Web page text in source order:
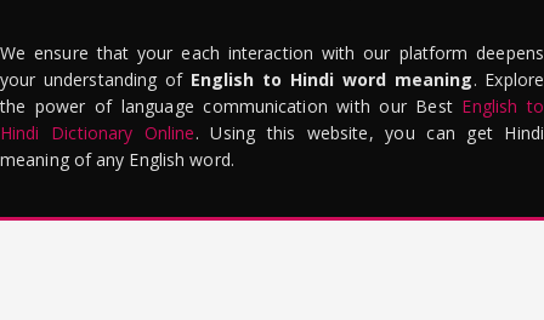
We ensure that your each interaction with our platform deepens
your understanding of English to Hindi word meaning. Explore
the power of language communication with our Best English to
Hindi Dictionary Online. Using this website, you can get Hindi
meaning of any English word.